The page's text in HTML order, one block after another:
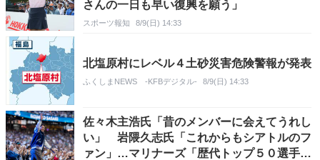
さんの一日も早い復興を願う」
スポーツ報知 8/9(日) 14:33
北塩原村にレベル４土砂災害危険警報が発表
ふくしまNEWS -KFBデジタル- 8/9(日) 14:33
佐々木主浩氏「昔のメンバーに会えてうれし
い」 岩隈久志氏「これからもシアトルのフ
ァン」…マリナーズ「歴代トップ５０選手」